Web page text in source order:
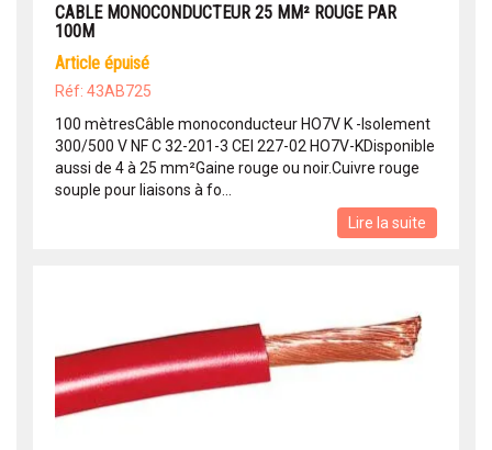
CABLE MONOCONDUCTEUR 25 MM² ROUGE PAR
100M
article épuisé
Réf: 43AB725
100 mètresCâble monoconducteur HO7V K -Isolement
300/500 V NF C 32-201-3 CEI 227-02 HO7V-KDisponible
aussi de 4 à 25 mm²Gaine rouge ou noir.Cuivre rouge
souple pour liaisons à fo...
Lire la suite